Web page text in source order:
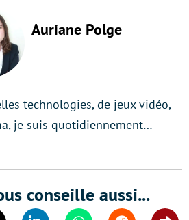
Auriane Polge
technologies, de jeux vidéo,
je suis quotidiennement…
conseille aussi...